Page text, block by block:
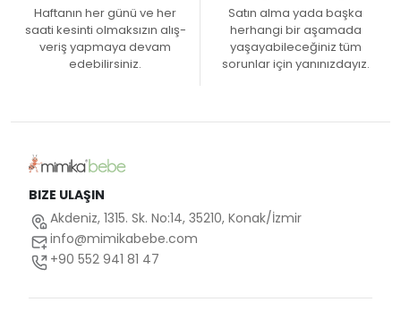
Haftanın her günü ve her
saati kesinti olmaksızın alış-
veriş yapmaya devam
edebilirsiniz.
Satın alma yada başka
herhangi bir aşamada
yaşayabileceğiniz tüm
sorunlar için yanınızdayız.
BIZE ULAŞIN
Akdeniz, 1315. Sk. No:14, 35210, Konak/İzmir
info@mimikabebe.com
+90 552 941 81 47